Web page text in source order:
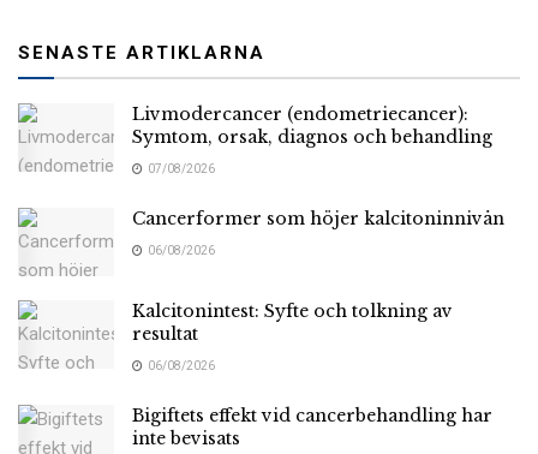
SENASTE ARTIKLARNA
Livmodercancer (endometriecancer):
Symtom, orsak, diagnos och behandling
07/08/2026
Cancerformer som höjer kalcitoninnivån
06/08/2026
Kalcitonintest: Syfte och tolkning av
resultat
06/08/2026
Bigiftets effekt vid cancerbehandling har
inte bevisats